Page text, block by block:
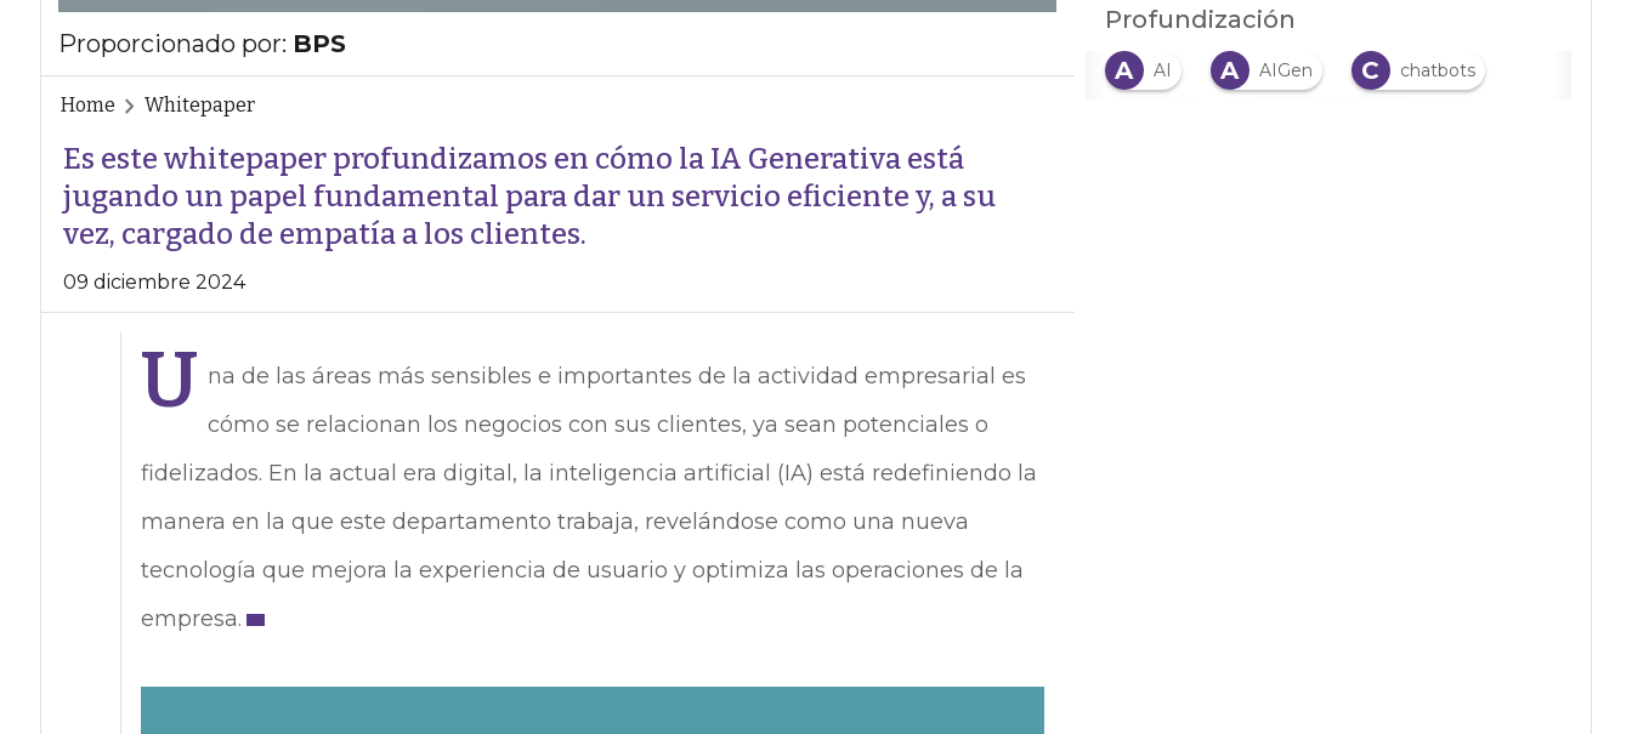
Proporcionado por: BPS
Home Whitepaper
Es este whitepaper profundizamos en cómo la IA Generativa está
jugando un papel fundamental para dar un servicio eficiente y, a su
vez, cargado de empatía a los clientes.
09 diciembre 2024
U na de las áreas más sensibles e importantes de la actividad empresarial es
cómo se relacionan los negocios con sus clientes, ya sean potenciales o
fidelizados. En la actual era digital, la inteligencia artificial (IA) está redefiniendo la
manera en la que este departamento trabaja, revelándose como una nueva
tecnología que mejora la experiencia de usuario y optimiza las operaciones de la
empresa.
Profundización
A
AI A AIGen C chatbots